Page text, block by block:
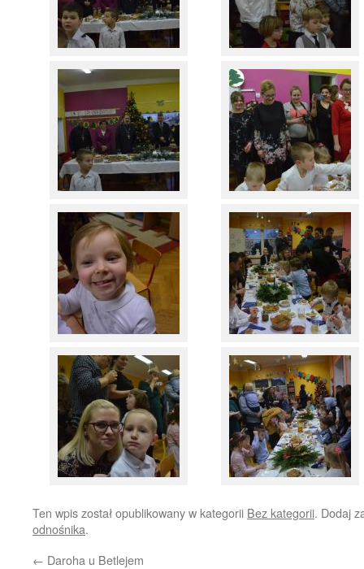
Ten wpis został opublikowany w kategorii Bez kategorii. Dodaj
odnośnika.
← Daroha u Betlejem